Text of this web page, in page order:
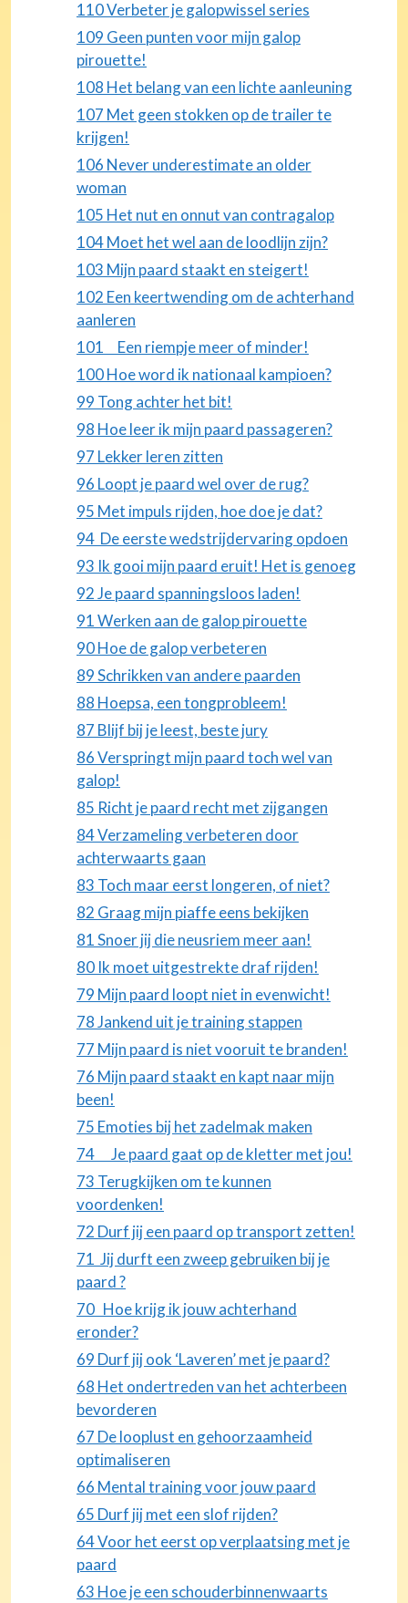
110 Verbeter je galopwissel series
109 Geen punten voor mijn galop
pirouette!
108 Het belang van een lichte aanleuning
107 Met geen stokken op de trailer te
krijgen!
106 Never underestimate an older
woman
105 Het nut en onnut van contragalop
104 Moet het wel aan de loodlijn zijn?
103 Mijn paard staakt en steigert!
102 Een keertwending om de achterhand
aanleren
101 Een riempje meer of minder!
100 Hoe word ik nationaal kampioen?
99 Tong achter het bit!
98 Hoe leer ik mijn paard passageren?
97 Lekker leren zitten
96 Loopt je paard wel over de rug?
95 Met impuls rijden, hoe doe je dat?
94 De eerste wedstrijdervaring opdoen
93 Ik gooi mijn paard eruit! Het is genoeg
92 Je paard spanningsloos laden!
91 Werken aan de galop pirouette
90 Hoe de galop verbeteren
89 Schrikken van andere paarden
88 Hoepsa, een tongprobleem!
87 Blijf bij je leest, beste jury
86 Verspringt mijn paard toch wel van
galop!
85 Richt je paard recht met zijgangen
84 Verzameling verbeteren door
achterwaarts gaan
83 Toch maar eerst longeren, of niet?
82 Graag mijn piaffe eens bekijken
81 Snoer jij die neusriem meer aan!
80 Ik moet uitgestrekte draf rijden!
79 Mijn paard loopt niet in evenwicht!
78 Jankend uit je training stappen
77 Mijn paard is niet vooruit te branden!
76 Mijn paard staakt en kapt naar mijn
been!
75 Emoties bij het zadelmak maken
74 Je paard gaat op de kletter met jou!
73 Terugkijken om te kunnen
voordenken!
72 Durf jij een paard op transport zetten!
71 Jij durft een zweep gebruiken bij je
paard ?
70 Hoe krijg ik jouw achterhand
eronder?
69 Durf jij ook ‘Laveren’ met je paard?
68 Het ondertreden van het achterbeen
bevorderen
67 De looplust en gehoorzaamheid
optimaliseren
66 Mental training voor jouw paard
65 Durf jij met een slof rijden?
64 Voor het eerst op verplaatsing met je
paard
63 Hoe je een schouderbinnenwaarts